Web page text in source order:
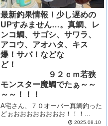
最新釣果情報！少し遅めの
UPすみません…。真鯛、レ
ンコ鯛、サゴシ、サワラ、
アコウ、アオハタ、キス
爆！サバ！などな
ど！
９２ｃｍ若狭
モンスター魔鯛でたぁ～～
～～！！！
A宅さん、７０オーバー真鯛釣った
どぉおおおおおおおお！！！...
2025.08.10